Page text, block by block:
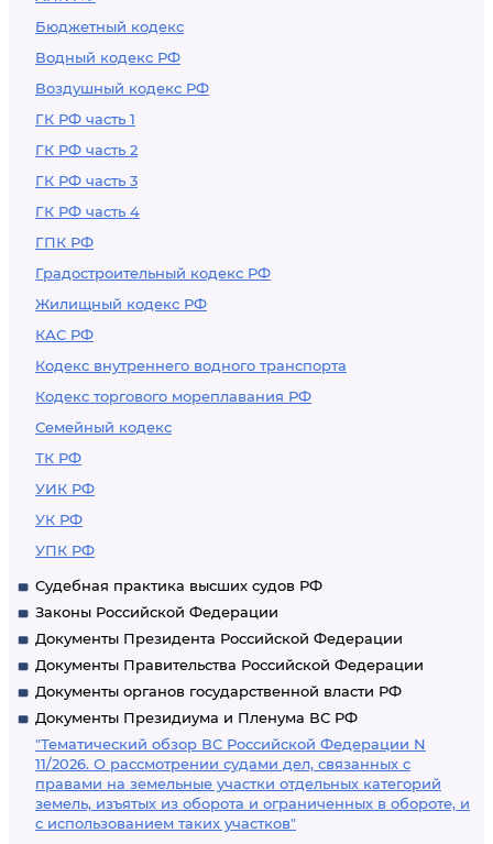
Бюджетный кодекс
Водный кодекс РФ
Воздушный кодекс РФ
ГК РФ часть 1
ГК РФ часть 2
ГК РФ часть 3
ГК РФ часть 4
ГПК РФ
Градостроительный кодекс РФ
Жилищный кодекс РФ
КАС РФ
Кодекс внутреннего водного транспорта
Кодекс торгового мореплавания РФ
Семейный кодекс
ТК РФ
УИК РФ
УК РФ
УПК РФ
Судебная практика высших судов РФ
Законы Российской Федерации
Документы Президента Российской Федерации
Документы Правительства Российской Федерации
Документы органов государственной власти РФ
Документы Президиума и Пленума ВС РФ
"Тематический обзор ВС Российской Федерации N
11/2026. О рассмотрении судами дел, связанных с
правами на земельные участки отдельных категорий
земель, изъятых из оборота и ограниченных в обороте, и
с использованием таких участков"